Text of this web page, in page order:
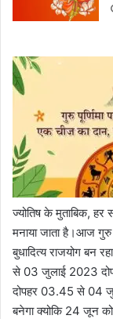
ज्योतिष के मुताबिक, हर
मनाया जाता है।आज गुरु
बुधादित्य राजयोग बन
से 03 जुलाई 2023
दोपहर 03.45 से 04
बनेगा क्योकि 24 जून